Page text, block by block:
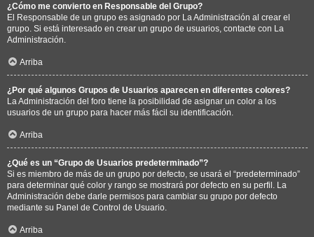
¿Cómo me convierto en Responsable del Grupo?
El Responsable de un grupo es asignado por La Administración al crear el
grupo. Si está interesado en crear un grupo de usuarios, contacte con La
Administración.
Arriba
¿Por qué algunos Grupos de Usuarios aparecen en diferentes colores?
La Administración del foro tiene la posibilidad de asignar un color a los
usuarios de un grupo para hacer más fácil su identificación.
Arriba
¿Qué es un “Grupo de Usuarios predeterminado”?
Si es miembro de más de un grupo por defecto, se usará el “predeterminado”
para determinar qué color y rango se mostrará por defecto en su perfil. La
Administración debe darle permisos para cambiar su grupo por defecto
mediante su Panel de Control de Usuario.
Arriba